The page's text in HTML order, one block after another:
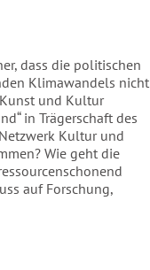
dass die politischen
Klimawandels nicht
und Kultur
in Trägerschaft des
Kultur und
Wie geht die
auf Forschung,